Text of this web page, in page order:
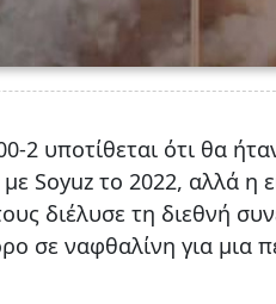
2 υποτίθεται ότι θα
με Soyuz το 2022, αλλά
διέλυσε τη διεθνή
σε ναφθαλίνη για μια